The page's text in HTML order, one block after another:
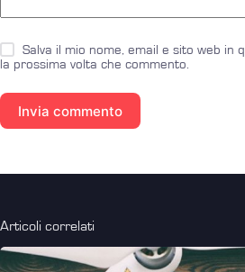
Salva il mio nome, email e sito web in
la prossima volta che commento.
Invia commento
Articoli correlati